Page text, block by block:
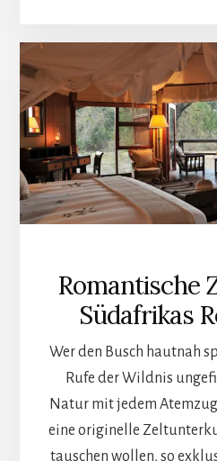
Romantische
Südafrikas
Wer den Busch hautnah
Rufe der Wildnis
Natur mit jedem
eine originelle
tauschen wollen, so